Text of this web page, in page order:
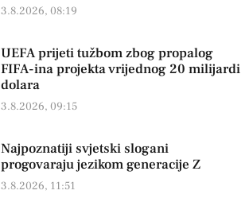
3.8.2026, 08:19
UEFA prijeti tužbom zbog propalog
FIFA-ina projekta vrijednog 20 milijardi
dolara
3.8.2026, 09:15
Najpoznatiji svjetski slogani
progovaraju jezikom generacije Z
3.8.2026, 11:51